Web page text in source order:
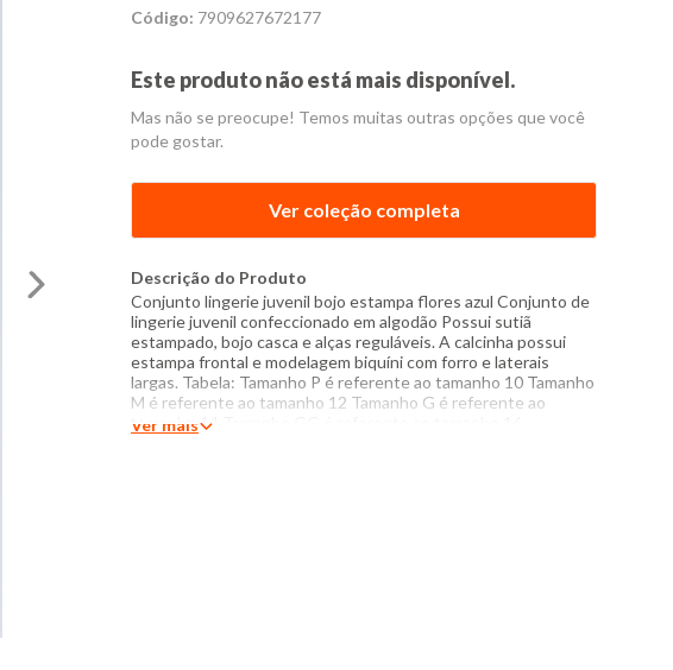
Código: 7909627672177
Este produto não está mais disponível.
Mas não se preocupe! Temos muitas outras opções que você
pode gostar.
Ver coleção completa
Descrição do Produto
Conjunto lingerie juvenil bojo estampa flores azul Conjunto de
lingerie juvenil confeccionado em algodão Possui sutiã
estampado, bojo casca e alças reguláveis. A calcinha possui
estampa frontal e modelagem biquíni com forro e laterais
largas. Tabela: Tamanho P é referente ao tamanho 10 Tamanho
M é referente ao tamanho 12 Tamanho G é referente ao
tamanho 14 Tamanho GG é referente ao tamanho 16
Ver mais